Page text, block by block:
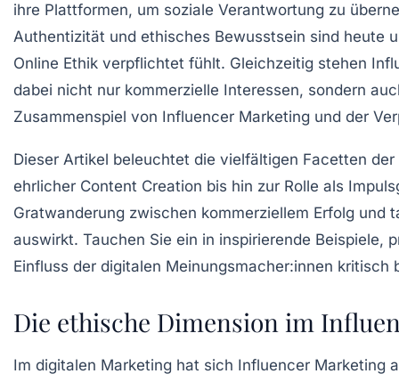
ihre Plattformen, um soziale Verantwortung zu
Authentizität und ethisches Bewusstsein sind heute
Online Ethik verpflichtet fühlt. Gleichzeitig stehen
dabei nicht nur kommerzielle Interessen, sondern
Zusammenspiel von Influencer Marketing und der
Dieser Artikel beleuchtet die vielfältigen Facetten
ehrlicher Content Creation bis hin zur Rolle als
Gratwanderung zwischen kommerziellem Erfolg
auswirkt. Tauchen Sie ein in inspirierende Beispiele,
Einfluss der digitalen Meinungsmacher:innen kritisch
Die ethische Dimension im
Im digitalen Marketing hat sich Influencer Marketing